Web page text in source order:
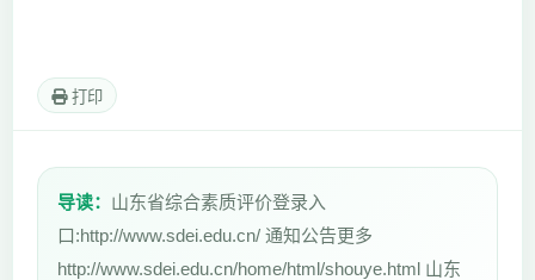
打印
导读： 山东省综合素质评价登录入
口:http://www.sdei.edu.cn/ 通知公告更多
http://www.sdei.edu.cn/home/html/shouye.html 山东